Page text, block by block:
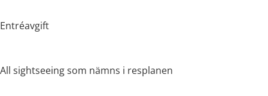
Entréavgift
All sightseeing som nämns i resplanen